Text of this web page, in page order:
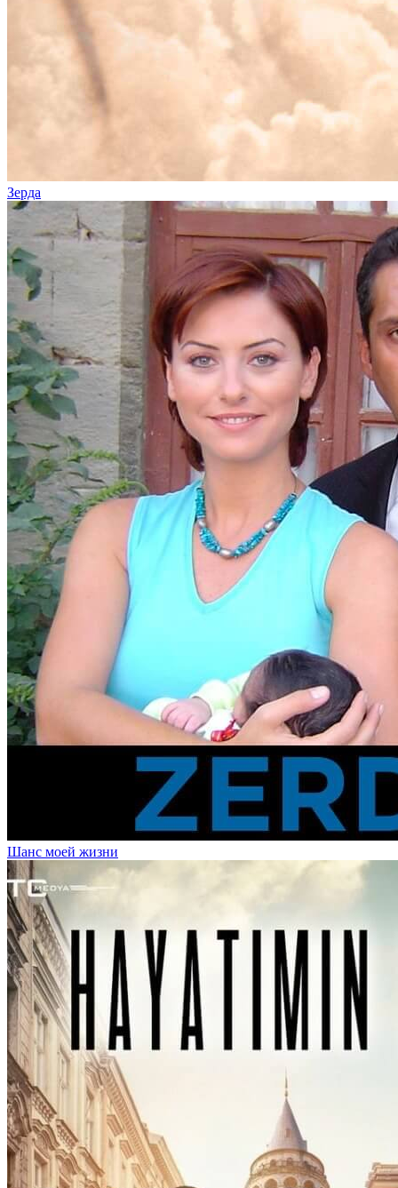
Зерда
Шанс моей жизни